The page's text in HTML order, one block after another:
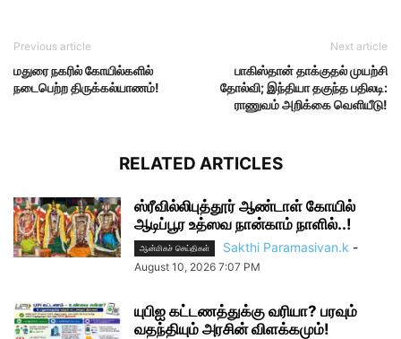
Previous article
மதுரை நகரில் கோயில்களில்
நடைபெற்ற திருக்கல்யாணம்!
Next article
பாகிஸ்தான் தாக்குதல் முயற்சி
தோல்வி; இந்தியா தகுந்த பதிலடி:
ராணுவம் அறிக்கை வெளியீடு!
RELATED ARTICLES
ஸ்ரீவில்லிபுத்தூர் ஆண்டாள் கோயில்
ஆடிப்பூர உத்ஸவ நான்காம் நாளில்..!
ஆன்மிகச் செய்திகள் Sakthi Paramasivan.k -
August 10, 2026 7:07 PM
யுபிஐ கட்டணத்துக்கு வரியா? பரவும்
வதந்தியும் அரசின் விளக்கமும்!